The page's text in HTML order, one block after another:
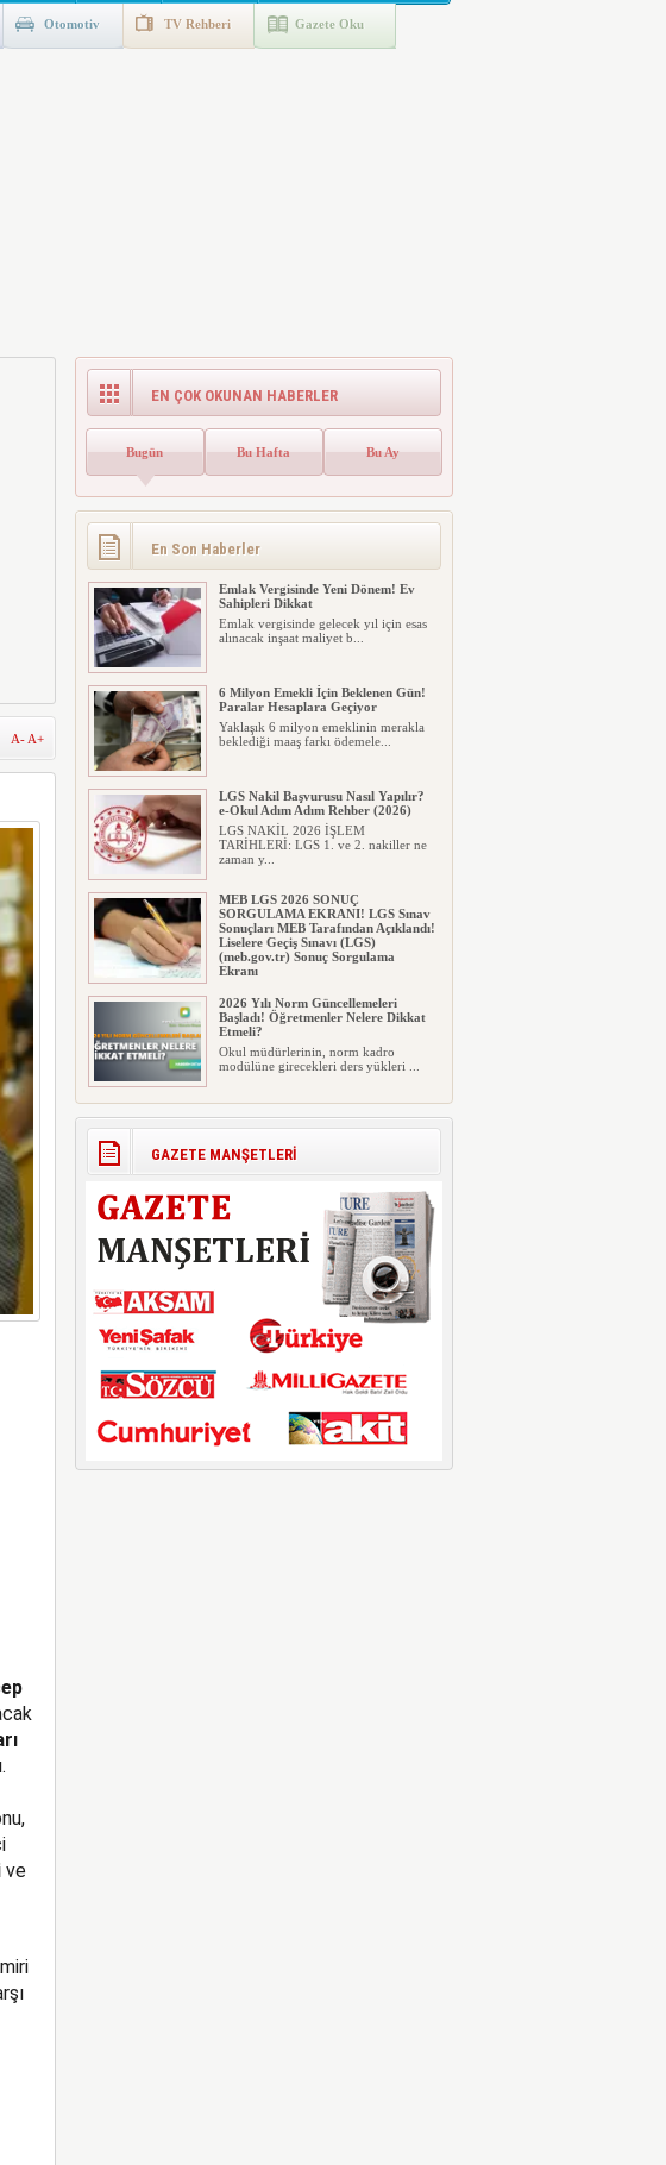
Otomotiv TV Rehberi Gazete Oku
A- A+
ve
EN ÇOK OKUNAN HABERLER
Bugün Bu Hafta Bu Ay
En Son Haberler
Emlak Vergisinde Yeni Dönem! Ev
Sahipleri Dikkat
Emlak vergisinde gelecek yıl için esas
alınacak inşaat maliyet b...
6 Milyon Emekli İçin Beklenen Gün!
Paralar Hesaplara Geçiyor
Yaklaşık 6 milyon emeklinin merakla
beklediği maaş farkı ödemele...
LGS Nakil Başvurusu Nasıl Yapılır?
e-Okul Adım Adım Rehber (2026)
LGS NAKİL 2026 İŞLEM
TARİHLERİ: LGS 1. ve 2. nakiller ne
zaman y...
MEB LGS 2026 SONUÇ
SORGULAMA EKRANI! LGS Sınav
Sonuçları MEB Tarafından Açıklandı!
Liselere Geçiş Sınavı (LGS)
(meb.gov.tr) Sonuç Sorgulama
Ekranı
Milyonlarca öğrenci için ...
2026 Yılı Norm Güncellemeleri
Başladı! Öğretmenler Nelere Dikkat
Etmeli?
Okul müdürlerinin, norm kadro
modülüne girecekleri ders yükleri ...
Polis Akademisi İç Güvenlik
Fakültesine 350 Öğrenci Alınacak
Güvenlik Fakültesi'ne 2026 yıl...
E-Devlet Unutulan Para Sorgulaması
Başladı: Unuttuğunuz Paralar
Ortaya Çıkabilir, Mirasçıları da
İlgilendiriyor
Dijital ödeme alışkanlıklarının
yaygınlaşmasıyla birlikte elektr...
İşte Okullarda Öğrencilerin
Kıyafet/Formalarının Belirlenmesine
Dair Usul ve Esaslar
Genel Müdürlüğü 22.07.2026 ...
Motorine Gece Yarısı Büyük İndirim
ABD-İran arasında yeniden diplomasi
yürütüleceği sinyallerinin p...
GAZETE MANŞETLERİ